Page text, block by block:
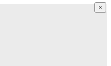
×
×